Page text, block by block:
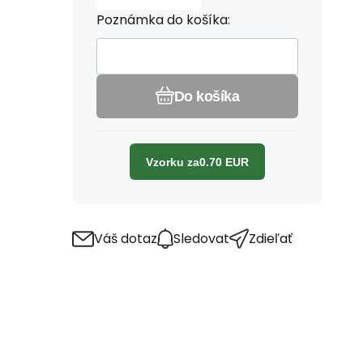
Poznámka do košíka:
Do košíka
Vzorku za0.70 EUR
Váš dotaz Sledovat Zdieľať